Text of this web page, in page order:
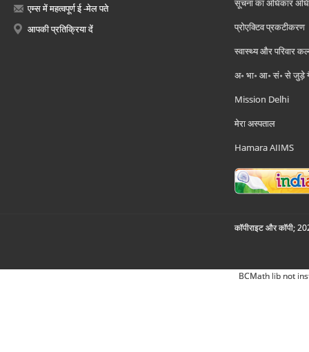
एम्स में महत्वपूर्ण ई -मेल पते
आपकी प्रतिक्रिया दें
सूचना का अधिकार
प्रोएक्टिव प्रकटीकरण
स्वास्थ्य और परिवार
अ॰ भा॰ आ॰ सं॰ से जुड़े
Mission Delhi
मेरा अस्पताल
Hamara AIIMS
कॉपीराइट और कॉपी;
BCMath lib not